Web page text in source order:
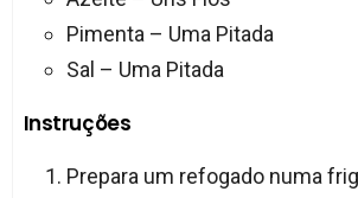
Pimenta – Uma Pitada
Sal – Uma Pitada
Instruções
Prepara um refogado numa